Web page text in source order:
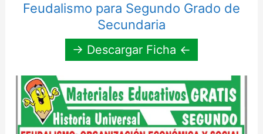
Feudalismo para Segundo Grado de
Secundaria
→ Descargar Ficha ←